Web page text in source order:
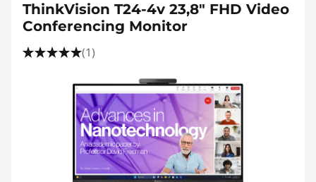
ThinkVision T24-4v 23,8" FHD Video
Conferencing Monitor
(1)